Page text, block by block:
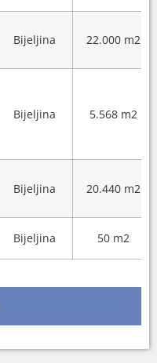
Bijeljina 22.000 m2
Bijeljina 5.568 m2
Bijeljina 20.440 m2
Bijeljina 50 m2